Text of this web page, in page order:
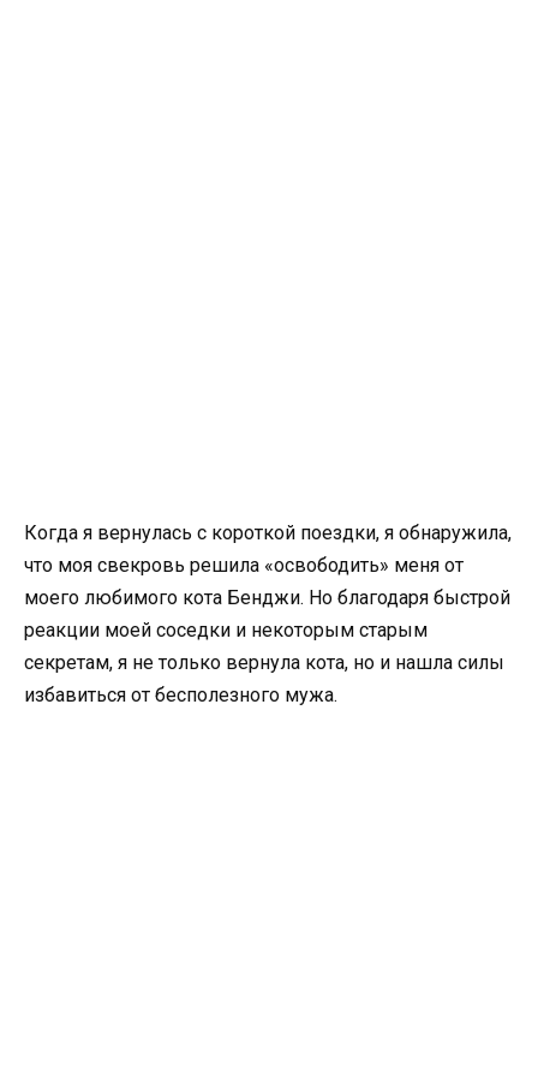
Когда я вернулась с короткой поездки, я обнаружила,
что моя свекровь решила «освободить» меня от
моего любимого кота Бенджи. Но благодаря быстрой
реакции моей соседки и некоторым старым
секретам, я не только вернула кота, но и нашла силы
избавиться от бесполезного мужа.